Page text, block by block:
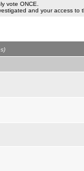
vote ONCE.
and your access to